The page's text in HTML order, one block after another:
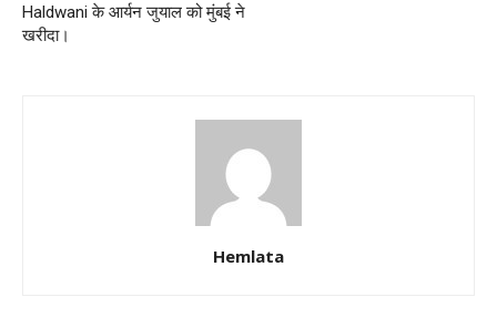
Haldwani के आर्यन जुयाल को मुंबई ने
खरीदा।
Hemlata